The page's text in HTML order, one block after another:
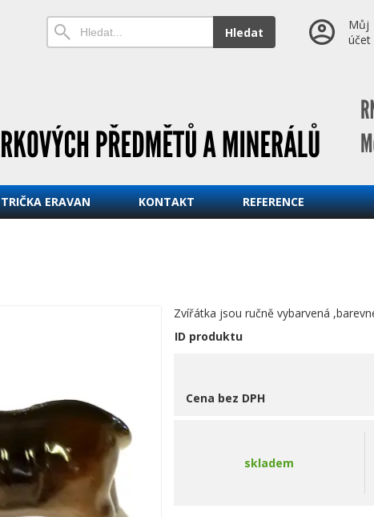
Hledat
Můj
účet
TRIČKA ERAVAN KONTAKT REFERENCE
Zvířátka jsou ručně vybarvená
ID produktu
Cena bez DPH
skladem